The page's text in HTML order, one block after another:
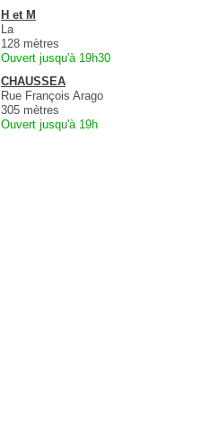
H et M
La
128 mètres
Ouvert jusqu'à 19h30
CHAUSSEA
Rue François Arago
305 mètres
Ouvert jusqu'à 19h